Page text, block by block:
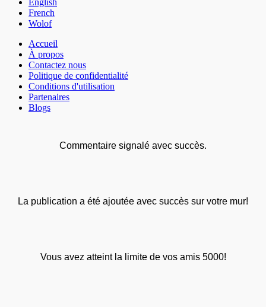
English
French
Wolof
Accueil
À propos
Contactez nous
Politique de confidentialité
Conditions d'utilisation
Partenaires
Blogs
Commentaire signalé avec succès.
La publication a été ajoutée avec succès sur votre mur!
Vous avez atteint la limite de vos amis 5000!